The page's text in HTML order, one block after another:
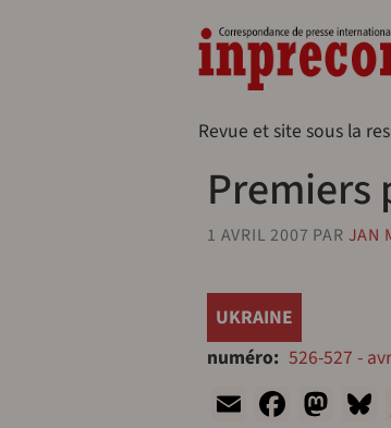
Revue et site sous la
1 AVRIL 2007 PAR JAN
UKRAINE
numéro 526-527 -
Email